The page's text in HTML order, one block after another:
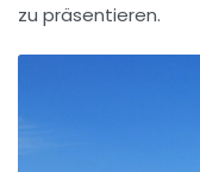
zu präsentieren.